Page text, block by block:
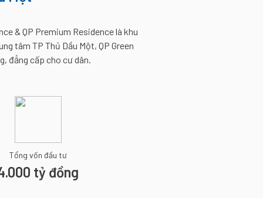
& QP Premium Residence là khu
tâm TP Thủ Dầu Một, QP Green
đẳng cấp cho cư dân.
Tổng vốn đầu tư
tỷ đồng